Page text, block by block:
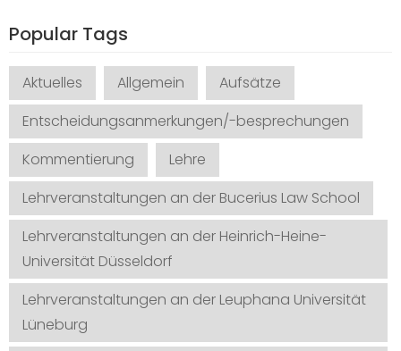
Popular Tags
Aktuelles Allgemein
Aufsätze
Entscheidungsanmerkungen/-besprechungen
Kommentierung
Lehre
Lehrveranstaltungen an der Bucerius Law School
Lehrveranstaltungen an der Heinrich-Heine-
Universität Düsseldorf
Lehrveranstaltungen an der Leuphana Universität
Lüneburg